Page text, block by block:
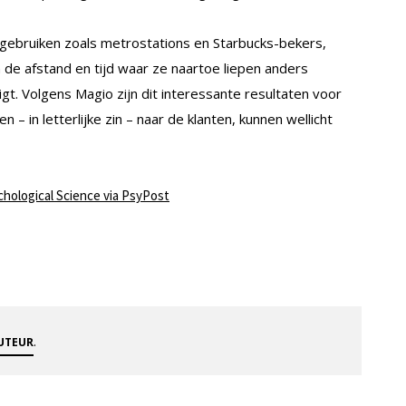
zoals metrostations en Starbucks-bekers,
afstand en tijd waar ze naartoe liepen anders
Volgens Magio zijn dit interessante resultaten voor
– in letterlijke zin – naar de klanten, kunnen wellicht
Science via PsyPost
.